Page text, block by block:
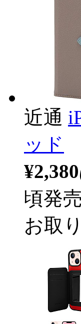
近通
ッド
¥2,380
頃発売
お取